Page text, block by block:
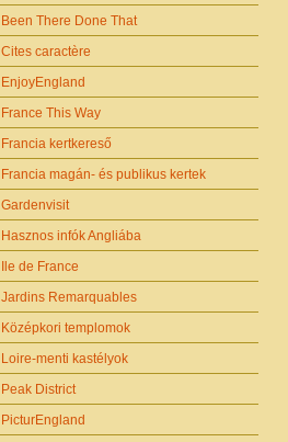
Been There Done That
Cites caractère
EnjoyEngland
France This Way
Francia kertkereső
Francia magán- és publikus kertek
Gardenvisit
Hasznos infók Angliába
Ile de France
Jardins Remarquables
Középkori templomok
Loire-menti kastélyok
Peak District
PicturEngland